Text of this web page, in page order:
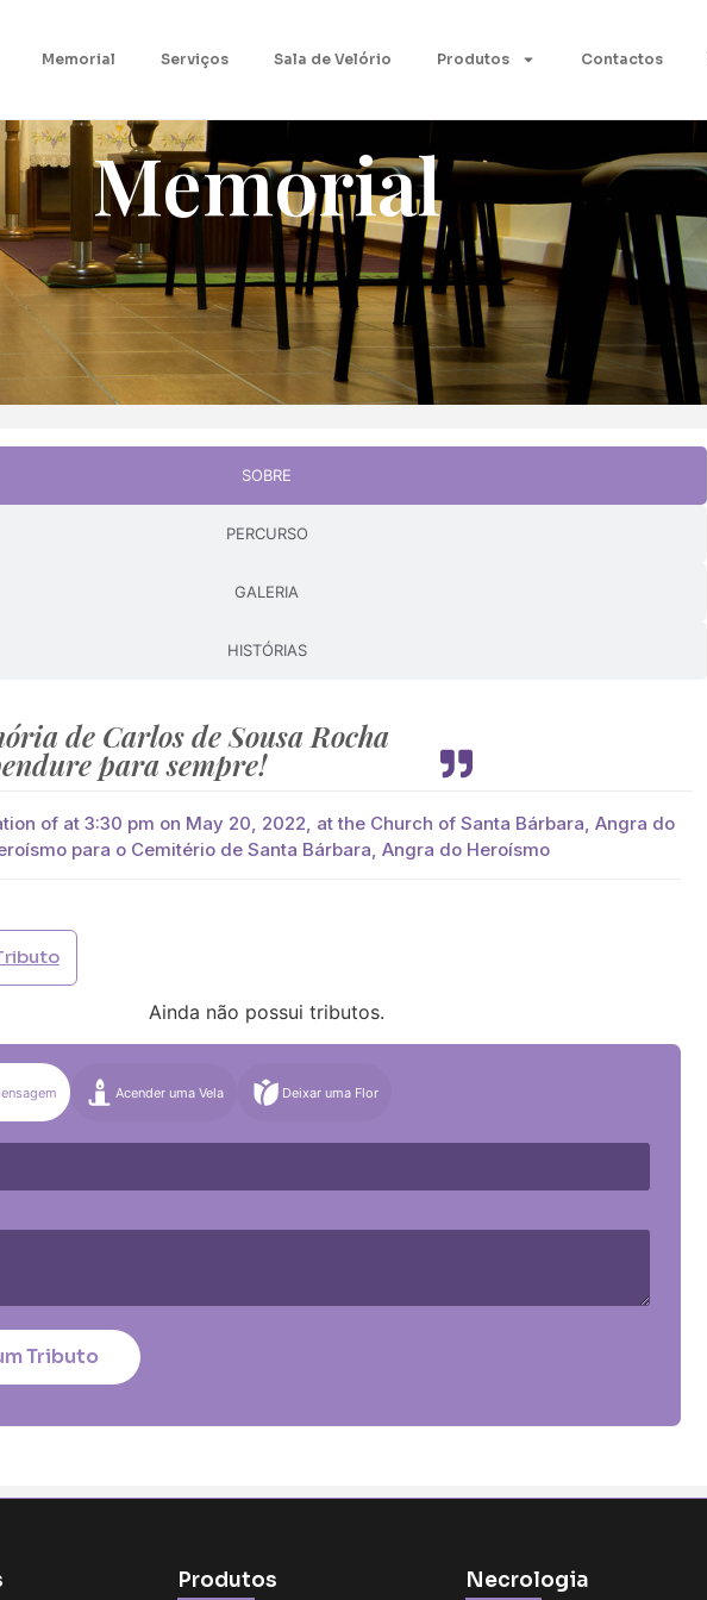
Memorial Serviços Sala de Velório Produtos Contactos
Memorial
SOBRE
PERCURSO
GALERIA
HISTÓRIAS
de Carlos de Sousa Rocha
para sempre!
of at 3:30 pm on May 20, 2022, at the Church of Santa Bárbara, Angra do
para o Cemitério de Santa Bárbara, Angra do Heroísmo
Ainda não possui tributos.
Acender uma Vela Deixar uma Flor
Tributo
Produtos Necrologia
Pague já com PayPal
paga de imediato com Paypal
Palma Cruz Coração
Coroa
Média (€100)
Média (€100)
Média (€100)
(€85) Média (€100)
Grande (€115)
*